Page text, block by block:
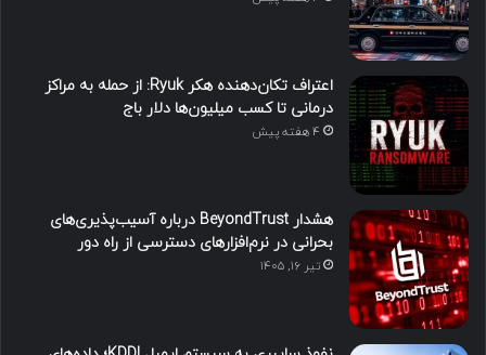
اعتراف تکان‌دهنده هکر Ryuk: از حمله به مراکز
درمانی تا کسب میلیون‌ها دلار باج
4 هفته پیش
هشدار BeyondTrust درباره آسیب‌پذیری‌های
بحرانی در نرم‌افزارهای دسترسی از راه دور
تیر ۱۶, ۱۴۰۵